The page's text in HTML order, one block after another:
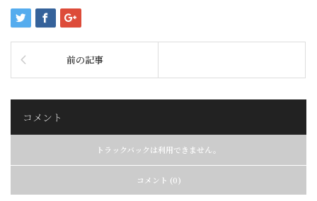
前の記事
コメント
トラックバックは利用できません。
コメント (0)